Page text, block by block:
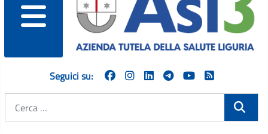
menu
Seguici su: